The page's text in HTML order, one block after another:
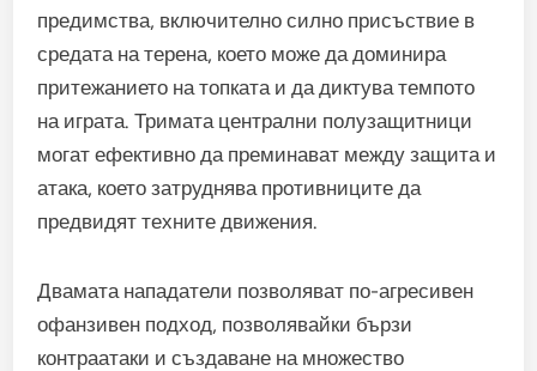
предимства, включително силно присъствие в
средата на терена, което може да доминира
притежанието на топката и да диктува темпото
на играта. Тримата централни полузащитници
могат ефективно да преминават между защита и
атака, което затруднява противниците да
предвидят техните движения.
Двамата нападатели позволяват по-агресивен
офанзивен подход, позволявайки бързи
контраатаки и създаване на множество